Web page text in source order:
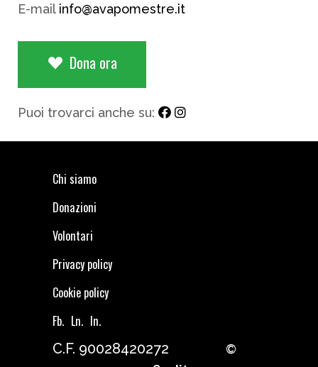
E-mail info@avapomestre.it
Dona ora
Puoi trovarci anche su:
Chi siamo
Donazioni
Volontari
Privacy policy
Cookie policy
Fb. Ln. In.
C.F. 90028420272
©